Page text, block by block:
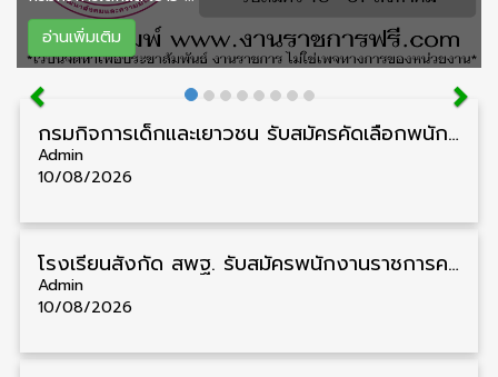
อ่านเพิ่มเติม
กรมกิจการเด็กและเยาวชน รับสมัครคัดเลือกพนักงานราชการ วุฒิ ม.3/ม.6/ปวช./ปวส./ป.ตรี ส่วนกลางและภูมิภาค 53 อัตรา รับสมัคร 18 – 31 สิงหาคม
Admin
10/08/2026
โรงเรียนสังกัด สพฐ. รับสมัครพนักงานราชการครู วุฒิ ป.ตรี หลายจังหวัด รับสมัครด้วยตนเอง
Admin
10/08/2026